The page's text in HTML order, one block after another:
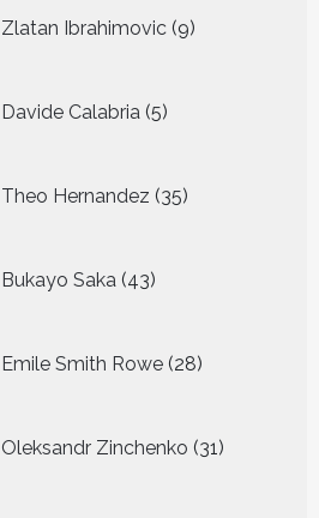
Zlatan Ibrahimovic 9
producten
Davide Calabria 5
producten
Theo Hernandez 35
producten
Bukayo Saka 43
producten
Emile Smith Rowe 28
producten
Oleksandr Zinchenko 31
producten